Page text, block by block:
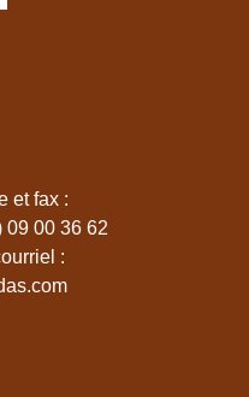
et fax :
09 00 36 62
: